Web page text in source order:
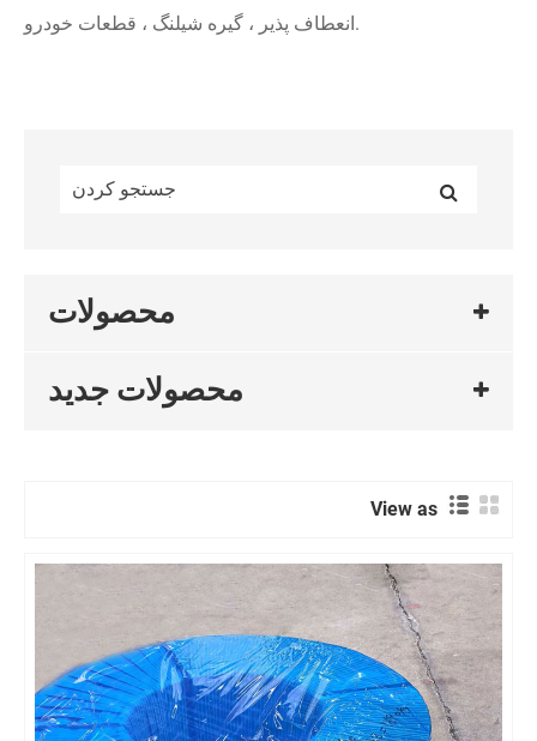
انعطاف پذیر ، گیره شیلنگ ، قطعات خودرو.
محصولات
محصولات جدید
View as